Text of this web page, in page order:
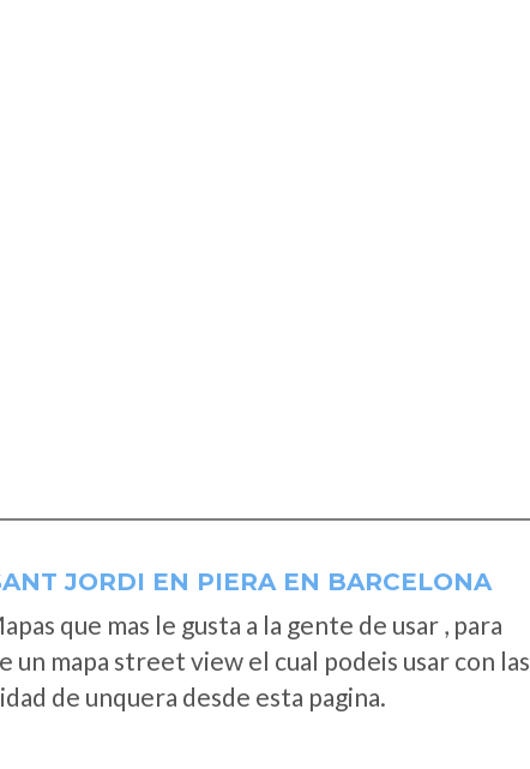
JORDI EN PIERA EN BARCELONA
que mas le gusta a la gente de usar , para
un mapa street view el cual podeis usar con las
de unquera desde esta pagina.